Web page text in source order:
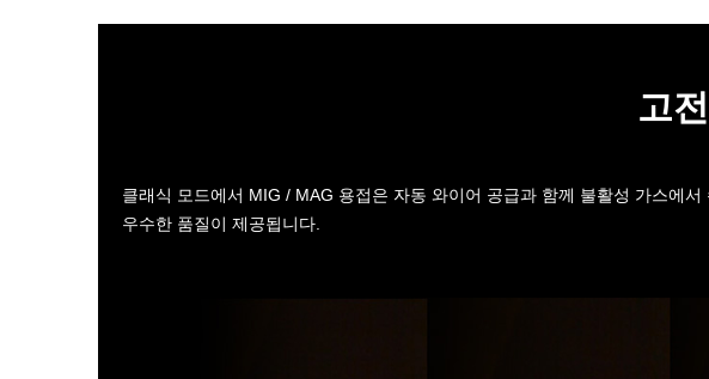
고
클래식 모드에서 MIG / MAG 용접은 자동 와이어 공급과 함께 불활성 가스에
우수한 품질이 제공됩니다.